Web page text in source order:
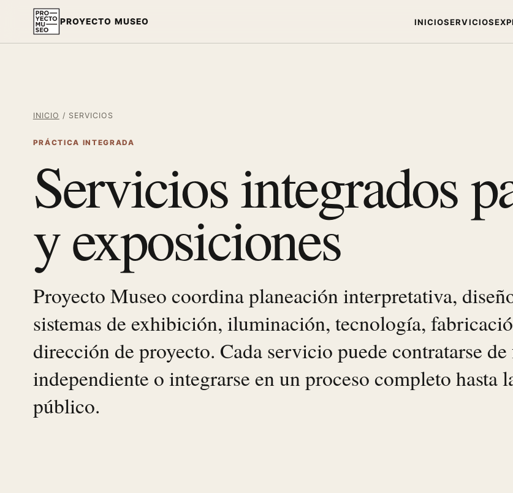
PROYECTO MUSEO INICIOSERVICIOS
INICIO / SERVICIOS
PRÁCTICA INTEGRADA
Servicios integrados
y exposiciones
Proyecto Museo coordina planeación interpretativa,
sistemas de exhibición, iluminación, tecnología,
dirección de proyecto. Cada servicio puede contratarse
independiente o integrarse en un proceso completo hasta
público.